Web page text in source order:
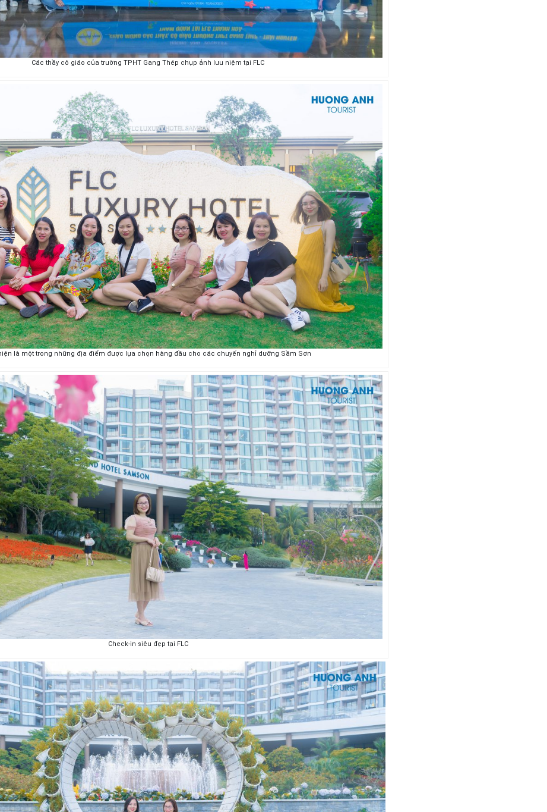
Các thầy cô giáo của trường TPHT Gang Thép chụp ảnh lưu niệm tại FLC
hiện là một trong những địa điểm được lựa chọn hàng đầu cho các chuyến nghỉ dưỡng Sầm Sơn
Check-in siêu đẹp tại FLC